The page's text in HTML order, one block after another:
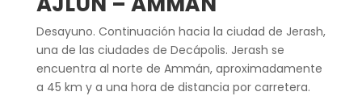
Desayuno. Continuación hacia la ciudad de Jerash,
una de las ciudades de Decápolis. Jerash se
encuentra al norte de Ammán, aproximadamente
a 45 km y a una hora de distancia por carretera.